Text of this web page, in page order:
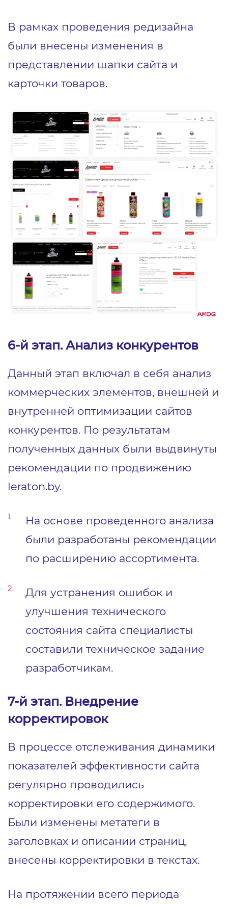
В рамках проведения редизайна
были внесены изменения в
представлении шапки сайта и
карточки товаров.
6-й этап. Анализ конкурентов
Данный этап включал в себя анализ
коммерческих элементов, внешней и
внутренней оптимизации сайтов
конкурентов. По результатам
полученных данных были выдвинуты
рекомендации по продвижению
leraton.by.
На основе проведенного анализа
были разработаны рекомендации
по расширению ассортимента.
Для устранения ошибок и
улучшения технического
состояния сайта специалисты
составили техническое задание
разработчикам.
7-й этап. Внедрение
корректировок
В процессе отслеживания динамики
показателей эффективности сайта
регулярно проводились
корректировки его содержимого.
Были изменены метатеги в
заголовках и описании страниц,
внесены корректировки в текстах.
На протяжении всего периода